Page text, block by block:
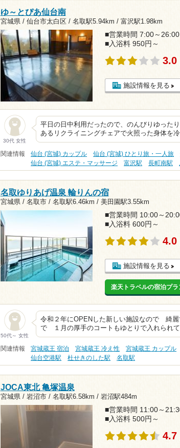
ゆ～とぴあ仙台南
宮城県 / 仙台市太白区 / 名取駅5.94km / 富沢駅1.98km
■営業時間 7:00～26:00
■入浴料 950円～
3.0
施設情報を見る
30代 女性
平日の日中利用だったので、のんびりゆった
あるリクライニングチェアで火照った身体を
関連情報 仙台 (宮城) カップル 仙台 (宮城) ひとり旅・一人旅
仙台 (宮城) エステ・マッサージ
富沢駅 長町南駅
名取ゆりあげ温泉 輪りんの宿
宮城県 / 名取市 / 名取駅6.46km / 美田園駅3.55km
■営業時間 10:00～
■入浴料 600円～
4.0
施設情報を見る
楽天トラベルの宿泊プラ
50代～ 女性
令和２年にOPENした新しい施設なので 綺
で １月の厚手のコートもゆとりで入れられ
関連情報 宮城蔵王 宿泊 宮城蔵王 冷え性 宮城蔵王 カップル
仙台空港駅
杜せきのした駅 名取駅
JOCA東北 亀塚温泉
宮城県 / 岩沼市 / 名取駅6.58km / 岩沼駅484m
■営業時間 11:00～
■入浴料 500円～
4.7